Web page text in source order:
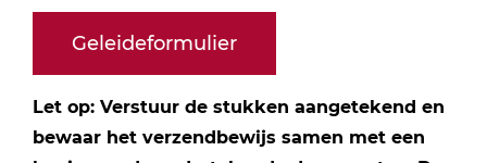
Geleideformulier
Let op:Verstuur de stukken aangetekend en
bewaar het verzendbewijs samen met een